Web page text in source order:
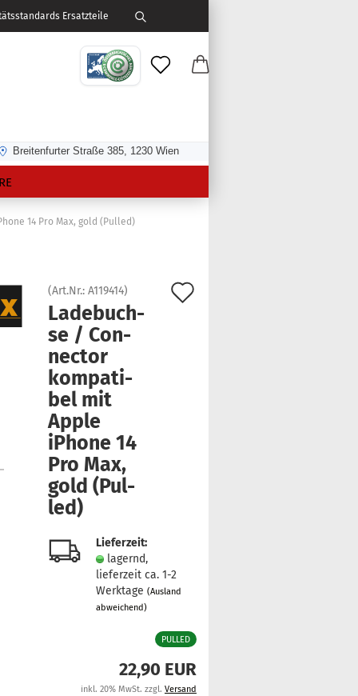
Ersatzteile
Breitenfurter Straße 385, 1230 Wien
14 Pro Max, gold (Pulled)
(Art.Nr.:A119414)
La­de­buch­
se / Con­
nec­tor
kom­pa­ti­
bel mit
Apple
iPho­ne 14
Pro Max,
gold (Pul­
led)
Lieferzeit:
lagernd,
lieferzeit ca. 1-2
Werktage(Ausland
abweichend)
PULLED
22,90 EUR
inkl. 20% MwSt. zzgl. Versand